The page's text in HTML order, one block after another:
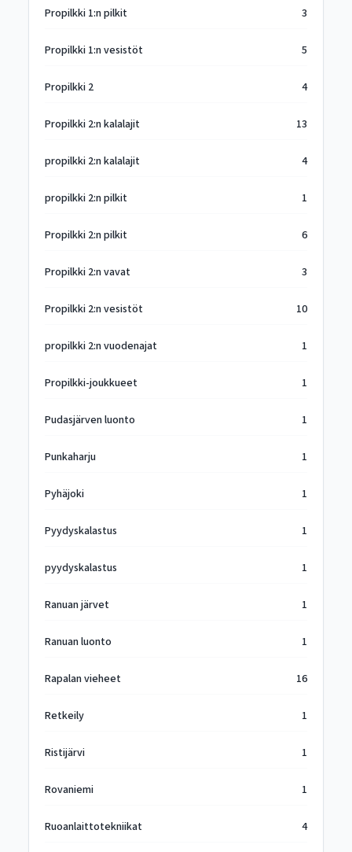
Propilkki 1:n pilkit 3
Propilkki 1:n vesistöt 5
Propilkki 2 4
Propilkki 2:n kalalajit 13
propilkki 2:n kalalajit 4
propilkki 2:n pilkit 1
Propilkki 2:n pilkit 6
Propilkki 2:n vavat 3
Propilkki 2:n vesistöt 10
propilkki 2:n vuodenajat 1
Propilkki-joukkueet 1
Pudasjärven luonto 1
Punkaharju 1
Pyhäjoki 1
Pyydyskalastus 1
pyydyskalastus 1
Ranuan järvet 1
Ranuan luonto 1
Rapalan vieheet 16
Retkeily 1
Ristijärvi 1
Rovaniemi 1
Ruoanlaittotekniikat 4